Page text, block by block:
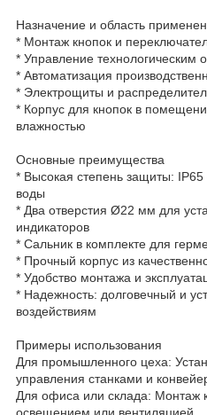
Назначение и область
* Монтаж кнопок и
* Управление технологическим
* Автоматизация
* Электрощиты и
* Корпус для кнопок в
влажностью
Основные преимущества
* Высокая степень защиты:
воды
* Два отверстия Ø22 мм для
индикаторов
* Сальник в комплекте для
* Прочный корпус из
* Удобство монтажа и
* Надежность: долговечный и
воздействиям
Примеры использования
Для промышленного цеха:
управления станками и
Для офиса или склада: Монтаж
освещением или вентиляцией